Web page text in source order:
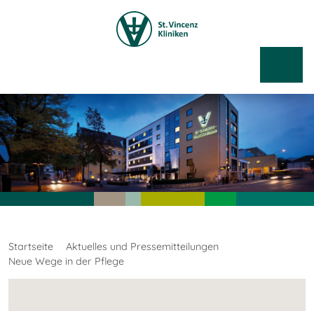
Startseite
Aktuelles und Pressemitteilungen
Neue Wege in der Pflege